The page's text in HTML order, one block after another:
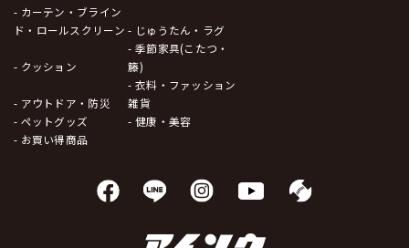
- カーテン・ブライン
ド・ロールスクリーン - じゅうたん・ラグ
- クッション
- 季節家具(こたつ・
籐)
- アウトドア・防災
- 衣料・ファッション
雑貨
- ペットグッズ
- 健康・美容
- お買い得商品